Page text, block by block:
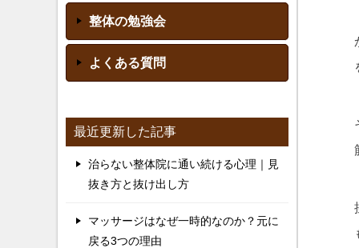
整体の勉強会
よくある質問
最近更新した記事
治らない整体院に通い続ける心理｜見
抜き方と抜け出し方
マッサージはなぜ一時的なのか？元に
戻る3つの理由